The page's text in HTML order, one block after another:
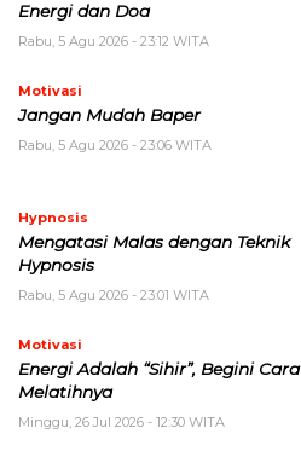
Energi dan Doa
Rabu, 5 Agu 2026 - 23:12 WITA
Motivasi
Jangan Mudah Baper
Rabu, 5 Agu 2026 - 23:06 WITA
Hypnosis
Mengatasi Malas dengan Teknik
Hypnosis
Rabu, 5 Agu 2026 - 23:01 WITA
Motivasi
Energi Adalah “Sihir”, Begini Cara
Melatihnya
Minggu, 26 Jul 2026 - 12:30 WITA